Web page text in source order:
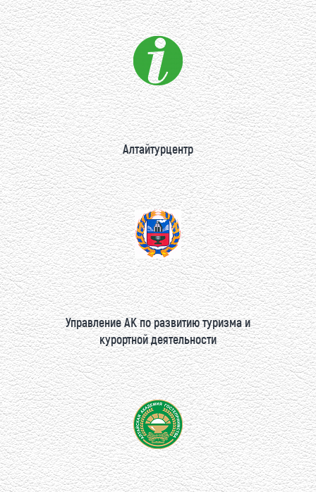
Алтайтурцентр
Управление АК по развитию туризма и
курортной деятельности